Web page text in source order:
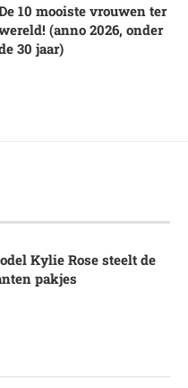
10 mooiste vrouwen ter
(anno 2026, onder
30 jaar)
Kylie Rose steelt de
pakjes